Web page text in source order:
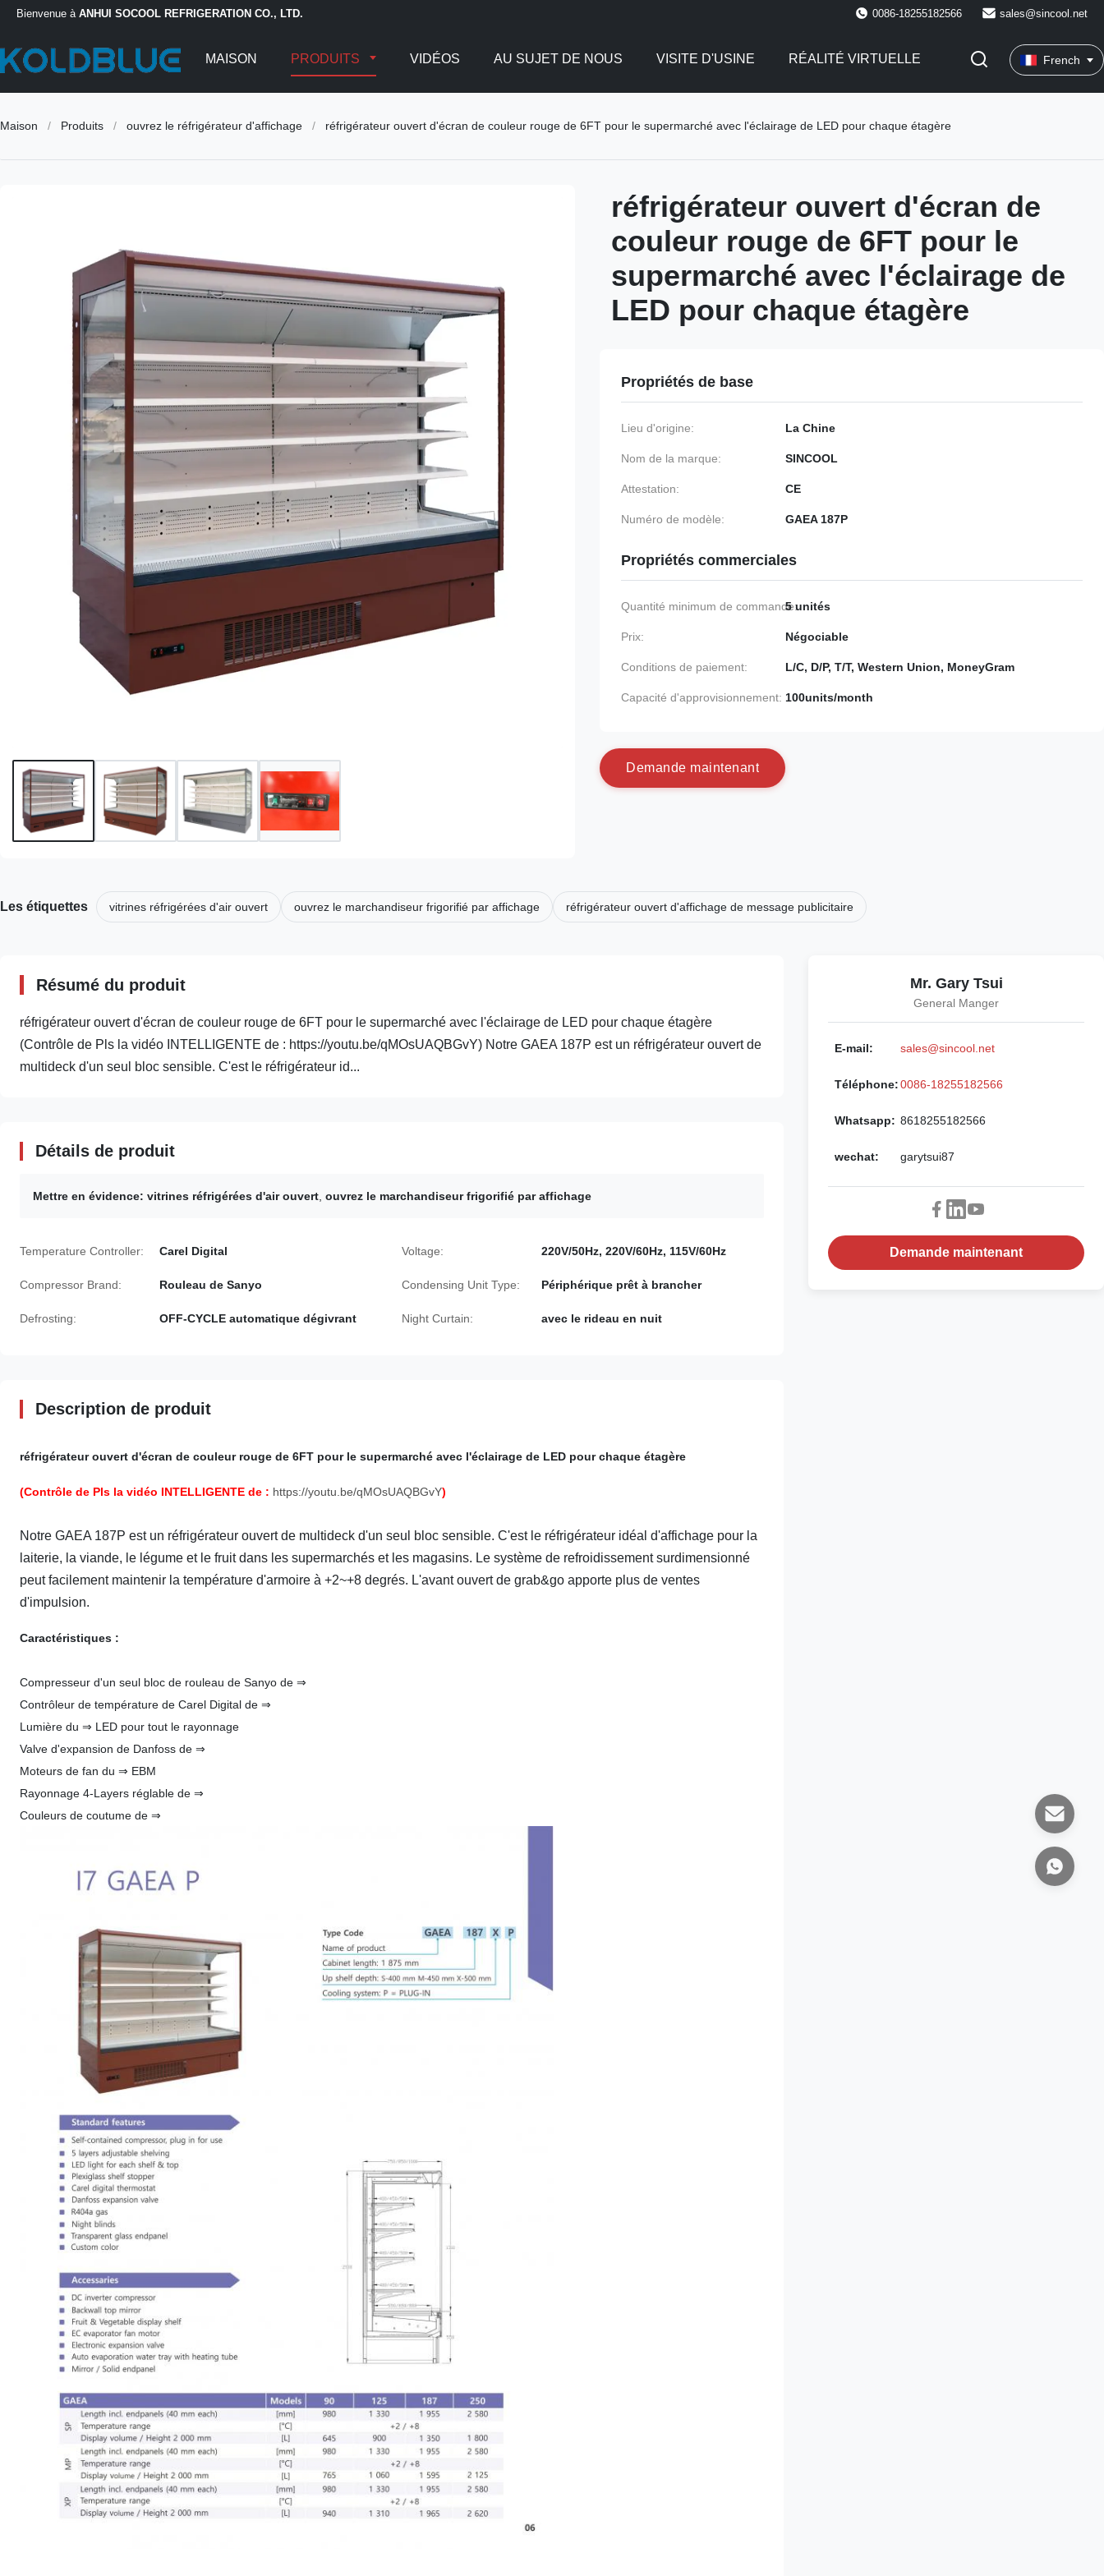
Bienvenue à ANHUI SOCOOL REFRIGERATION CO., LTD. 0086-18255182566 sales@sincool.net
MAISON PRODUITS VIDÉOS AU SUJET DE NOUS VISITE D'USINE RÉALITÉ VIRTUELLE French
Maison / Produits / ouvrez le réfrigérateur d'affichage / réfrigérateur ouvert d'écran de couleur rouge de 6FT pour le supermarché avec l'éclairage de LED pour chaque étagère
réfrigérateur ouvert d'écran de
couleur rouge de 6FT pour le
supermarché avec l'éclairage de
LED pour chaque étagère
Propriétés de base
Lieu d'origine: La Chine
Nom de la marque: SINCOOL
Attestation: CE
Numéro de modèle: GAEA 187P
Propriétés commerciales
Quantité minimum de commande:5 unités
Prix: Négociable
Conditions de paiement: L/C, D/P, T/T, Western Union, MoneyGram
Capacité d'approvisionnement: 100units/month
Demande maintenant
Les étiquettes vitrines réfrigérées d'air ouvert ouvrez le marchandiseur frigorifié par affichage réfrigérateur ouvert d'affichage de message publicitaire
Résumé du produit
réfrigérateur ouvert d'écran de couleur rouge de 6FT pour le supermarché avec l'éclairage de LED pour chaque étagère
(Contrôle de Pls la vidéo INTELLIGENTE de : https://youtu.be/qMOsUAQBGvY) Notre GAEA 187P est un réfrigérateur ouvert de
multideck d'un seul bloc sensible. C'est le réfrigérateur id...
Détails de produit
Mettre en évidence: vitrines réfrigérées d'air ouvert ouvrez le marchandiseur frigorifié par affichage
Temperature Controller: Carel Digital Voltage: 220V/50Hz, 220V/60Hz, 115V/60Hz
Compressor Brand: Rouleau de Sanyo Condensing Unit Type: Périphérique prêt à brancher
Defrosting: OFF-CYCLE automatique dégivrant Night Curtain: avec le rideau en nuit
Description de produit
réfrigérateur ouvert d'écran de couleur rouge de 6FT pour le supermarché avec l'éclairage de LED pour chaque étagère
(Contrôle de Pls la vidéo INTELLIGENTE de : https://youtu.be/qMOsUAQBGvY)
Notre GAEA 187P est un réfrigérateur ouvert de multideck d'un seul bloc sensible. C'est le réfrigérateur idéal d'affichage pour la
laiterie, la viande, le légume et le fruit dans les supermarchés et les magasins. Le système de refroidissement surdimensionné
peut facilement maintenir la température d'armoire à +2~+8 degrés. L'avant ouvert de grab&go apporte plus de ventes
d'impulsion.
Caractéristiques :
Compresseur d'un seul bloc de rouleau de Sanyo de ⇒
Contrôleur de température de Carel Digital de ⇒
Lumière du ⇒ LED pour tout le rayonnage
Valve d'expansion de Danfoss de ⇒
Moteurs de fan du ⇒ EBM
Rayonnage 4-Layers réglable de ⇒
Couleurs de coutume de ⇒
Mr. Gary Tsui
General Manger
E-mail: sales@sincool.net
Téléphone:0086-18255182566
Whatsapp: 8618255182566
wechat: garytsui87
Demande maintenant